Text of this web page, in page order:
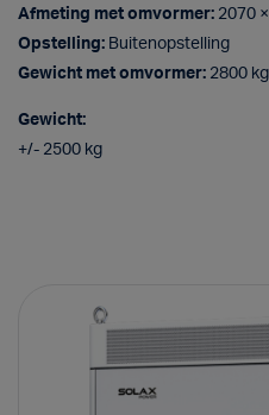
Afmeting met omvormer: 2070
Opstelling: Buitenopstelling
Gewicht met omvormer: 2800 kg
Gewicht:
+/- 2500 kg